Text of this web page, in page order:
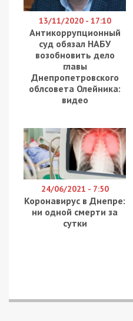
13/11/2020 - 17:10
Антикоррупционный
суд обязал НАБУ
возобновить дело
главы
Днепропетровского
облсовета Олейника:
видео
24/06/2021 - 7:50
Коронавирус в Днепре:
ни одной смерти за
сутки